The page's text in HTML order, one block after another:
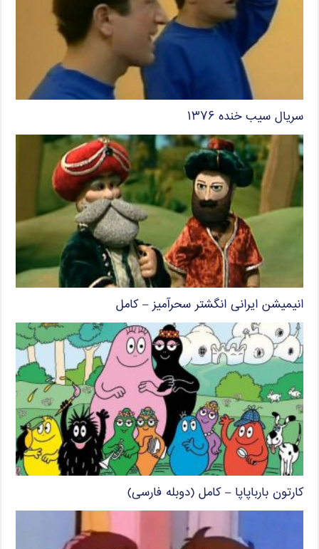
سریال سیب خنده ۱۳۷۶
انیمیشن ایرانی انگشتر سحرآمیز – کامل
کارتون بارباپاپا – کامل (دوبله فارسی)